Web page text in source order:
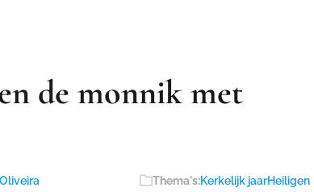
de monnik met
Thema's:Kerkelijk jaarHeiligen